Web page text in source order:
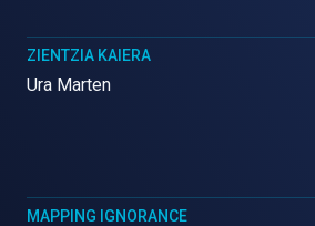
ZIENTZIA KAIERA
Ura Marten
MAPPING IGNORANCE